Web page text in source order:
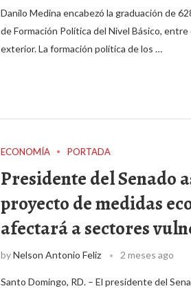
Danilo Medina encabezó la graduación de
de Formación Política del Nivel Básico,
exterior. La formación política de los …
ECONOMÍA PORTADA
Presidente del Senado
proyecto de medidas
afectará a sectores
byNelson Antonio Feliz 2 meses ago
Santo Domingo, RD. – El presidente del